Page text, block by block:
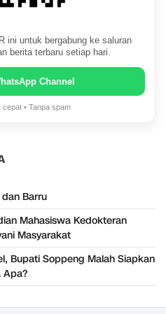
ini untuk bergabung ke saluran
berita terbaru setiap hari.
Channel
cepat • Tanpa spam
Barru
Mahasiswa Kedokteran
Masyarakat
Bupati Soppeng Malah Siapkan
Apa?